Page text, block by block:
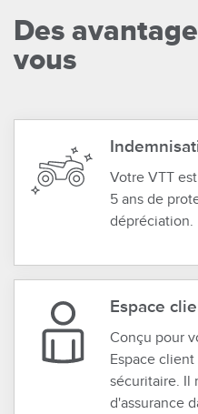
Des
vous
Votre VTT
5 ans de
dépréciation.
Espace
Conçu pour
Espace
sécuritaire. Il
d'assurance